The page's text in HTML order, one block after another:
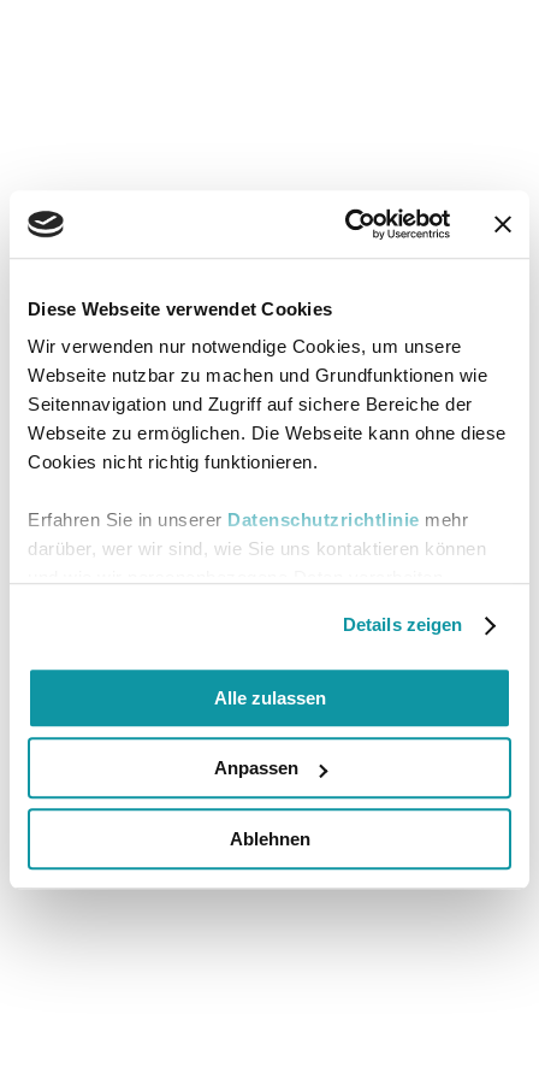
Diese Webseite verwendet Cookies
Wir verwenden nur notwendige Cookies, um unsere
Webseite nutzbar zu machen und Grundfunktionen wie
Seitennavigation und Zugriff auf sichere Bereiche der
Webseite zu ermöglichen. Die Webseite kann ohne diese
Cookies nicht richtig funktionieren.
Erfahren Sie in unserer Datenschutzrichtlinie mehr
darüber, wer wir sind, wie Sie uns kontaktieren können
Details zeigen
Alle zulassen
Anpassen
Ablehnen